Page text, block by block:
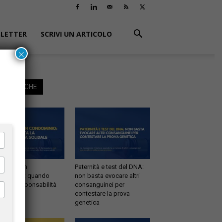
SCRIVI UN ARTICOLO
ANCHE
in
quando
la responsabilità
Paternità e test del DNA:
non basta evocare altri
consanguinei per
contestare la prova
genetica
×